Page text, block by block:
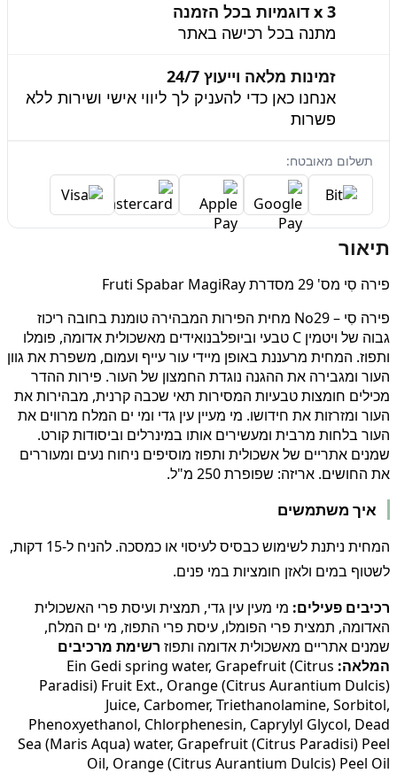
3 x דוגמיות בכל הזמנה
מתנה בכל רכישה באתר
זמינות מלאה וייעוץ 24/7
אנחנו כאן כדי להעניק לך ליווי אישי ושירות ללא
פשרות
תשלום מאובטח:
תיאור
פירה סִי מס' 29 מסדרת Fruti Spabar MagiRay
פירה סִי – No29 מחית הפירות המבהירה טומנת בחובה ריכוז
גבוה של ויטמין C טבעי וביופלבנואידים מאשכולית אדומה, פומלו
ותפוז. המחית מרעננת באופן מיידי עור עייף ועמום, משפרת את גוון
העור ומגבירה את ההגנה נוגדת החמצון של העור. פירות ההדר
מכילים חומצות טבעיות המסירות תאי שכבה קרנית, מבהירות את
העור ומזרזות את חידושו. מי מעיין עין גדי ומי ים המלח מרווים את
העור בלחות מרבית ומעשירים אותו במינרלים וביסודות קורט.
שמנים אתריים של אשכולית ותפוז מוסיפים ניחוח נעים ומעוררים
את החושים. אריזה: שפופרת 250 מ"ל.
איך משתמשים
המחית ניתנת לשימוש כבסיס לעיסוי או כמסכה. להניח ל-15 דקות,
לשטוף במים ולאזן חומציות במי פנים.
רכיבים פעילים: מי מעין עין גדי, תמצית ועיסת פרי האשכולית
האדומה, תמצית פרי הפומלו, עיסת פרי התפוז, מי ים המלח,
שמנים אתריים מאשכולית אדומה ותפוז רשימת מרכיבים
המלאה: Ein Gedi spring water, Grapefruit (Citrus
Paradisi) Fruit Ext., Orange (Citrus Aurantium Dulcis)
Juice, Carbomer, Triethanolamine, Sorbitol,
Phenoxyethanol, Chlorphenesin, Caprylyl Glycol, Dead
Sea (Maris Aqua) water, Grapefruit (Citrus Paradisi) Peel
Oil, Orange (Citrus Aurantium Dulcis) Peel Oil